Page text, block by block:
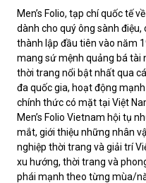
Men’s Folio, tạp chí quốc tế
dành cho quý ông sành
thành lập đầu tiên vào năm
mang sứ mệnh quảng bá tài
thời trang nổi bật nhất qua
đa quốc gia, hoạt động
chính thức có mặt tại Việt
Men’s Folio Vietnam hội tụ
mắt, giới thiệu những nhân
nghiệp thời trang và giải trí
xu hướng, thời trang và
phái mạnh theo từng mùa/